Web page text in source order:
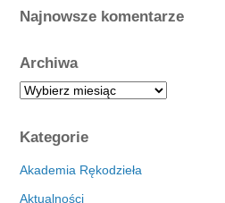
Najnowsze komentarze
Archiwa
A
c
h
i
Kategorie
Akademia Rękodzieła
Aktualności